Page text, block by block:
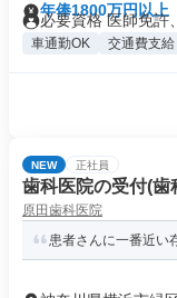
年俸1800万円以上
必要資格 医師免許
車通勤OK 交通費支給
NEW 正社員
歯科医院の受付(歯
原田歯科医院
患者さんに一番近い